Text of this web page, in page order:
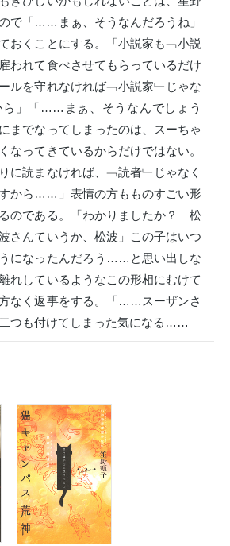
で「……まぁ、そうなんだろうね」
おくことにする。「小説家も﹁小説
われて食べさせてもらっているだけ
ルを守れなければ﹁小説家﹂じゃな
ら」「……まぁ、そうなんでしょう
までなってしまったのは、スーちゃ
なってきているからだけではない。
に読まなければ、﹁読者﹂じゃなく
から……」表情の方もものすごい形
のである。「わかりましたか？ 松
さんていうか、松波」この子はいつ
になったんだろう……と思い出しな
れしているようなこの形相にむけて
なく返事をする。「……スーザンさ
つも付けてしまった気になる……